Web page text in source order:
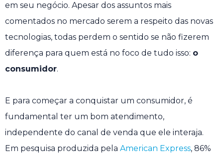
em seu negócio. Apesar dos assuntos mais
comentados no mercado serem a respeito das novas
tecnologias, todas perdem o sentido se não fizerem
diferença para quem está no foco de tudo isso: o
consumidor.
E para começar a conquistar um consumidor, é
fundamental ter um bom atendimento,
independente do canal de venda que ele interaja.
Em pesquisa produzida pela American Express, 86%